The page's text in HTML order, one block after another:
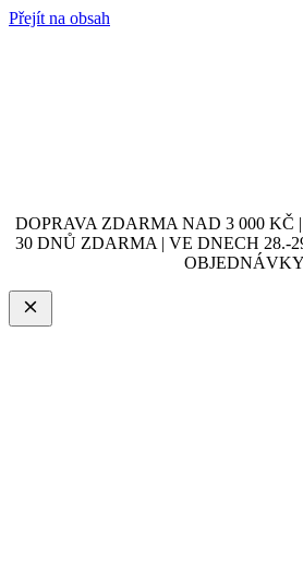
Přejít na obsah
DOPRAVA ZDARMA NAD 3 000 KČ
30 DNŮ ZDARMA | VE DNECH 28.-
OBJEDNÁVKY